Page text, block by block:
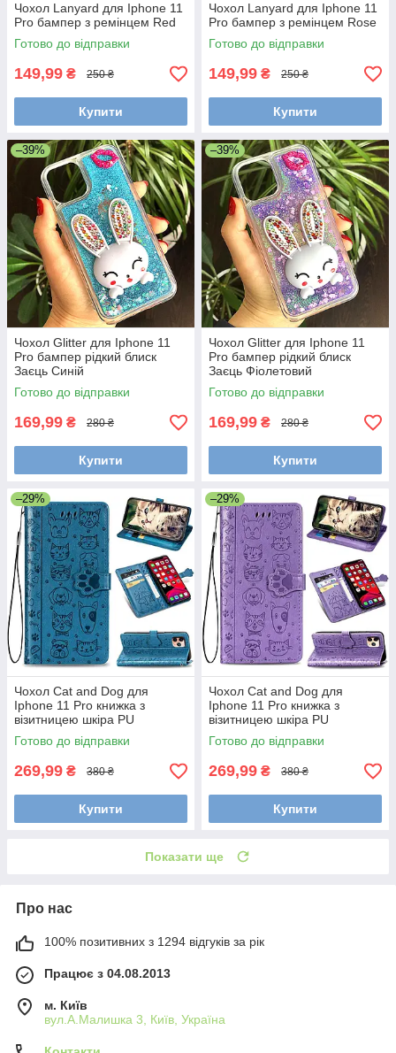
Чохол Lanyard для Iphone 11
Pro бампер з ремінцем Red
Готово до відправки
149,99 ₴ 250 ₴
Купити
Чохол Lanyard для Iphone 11
Pro бампер з ремінцем Rose
Готово до відправки
149,99 ₴ 250 ₴
Купити
–39%
Чохол Glitter для Iphone 11
Pro бампер рідкий блиск
Заєць Синій
Готово до відправки
169,99 ₴ 280 ₴
Купити
–39%
Чохол Glitter для Iphone 11
Pro бампер рідкий блиск
Заєць Фіолетовий
Готово до відправки
169,99 ₴ 280 ₴
Купити
–29%
Чохол Cat and Dog для
Iphone 11 Pro книжка з
візитницею шкіра PU
блакитний
Готово до відправки
269,99 ₴ 380 ₴
Купити
–29%
Чохол Cat and Dog для
Iphone 11 Pro книжка з
візитницею шкіра PU
фіолетовий
Готово до відправки
269,99 ₴ 380 ₴
Купити
Показати ще
Про нас
100% позитивних з 1294 відгуків за рік
Працює з 04.08.2013
м. Київ
вул.А.Малишка 3, Київ, Україна